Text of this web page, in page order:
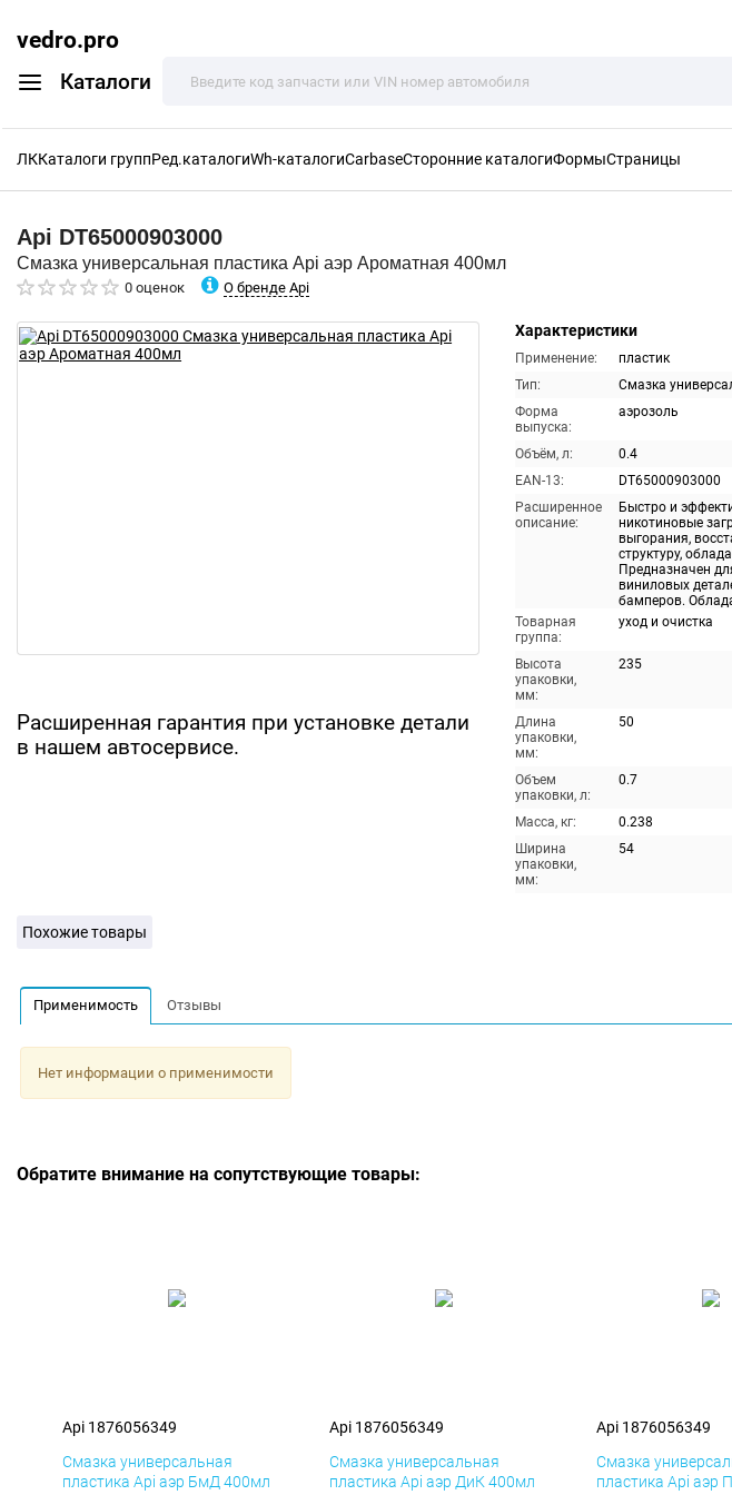
vedro.pro
Каталоги
ЛККаталоги группРед.каталогиWh-каталогиCarbaseСторонние каталогиФормыСтраницы
Api DT65000903000
Смазка универсальная пластика Api аэр Ароматная 400мл
0 оценок О бренде Api
Расширенная гарантия при установке детали
в нашем автосервисе.
Характеристики
Применение:
пластик
Тип:
Смазка
Форма
выпуска:
аэрозоль
Объём, л:
0.4
EAN-13:
DT65000903000
Расширенное
описание:
Быстро и
никотиновые
выгорания,
структуру,
Предназначен
виниловых
бамперов.
Товарная
группа:
уход и очистка
Высота
упаковки,
мм:
235
Длина
упаковки,
мм:
50
Объем
упаковки, л:
0.7
Масса, кг:
0.238
Ширина
упаковки,
мм:
54
Похожие товары
Применимость Отзывы
Нет информации о применимости
Обратите внимание на сопутствующие товары:
Api 1876056349
Смазка универсальная
пластика Api аэр БмД 400мл
Api 1876056349
Смазка универсальная
пластика Api аэр ДиК 400мл
Api 1876056349
Смазка
пластика Api аэр